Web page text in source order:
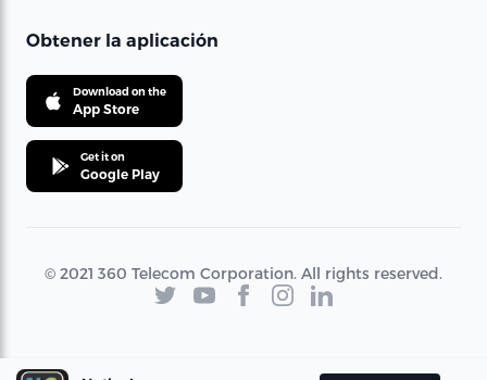
Obtener la aplicación
Download on the
App Store
Get it on
Google Play
© 2021 360 Telecom Corporation. All rights reserved.